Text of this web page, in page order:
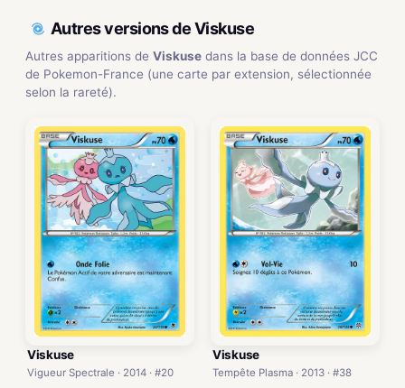
Autres versions de Viskuse
Autres apparitions de Viskuse dans la base de données JCC
de Pokemon-France (une carte par extension, sélectionnée
selon la rareté).
Viskuse
Vigueur Spectrale · 2014 · #20
Viskuse
Tempête Plasma · 2013 · #38